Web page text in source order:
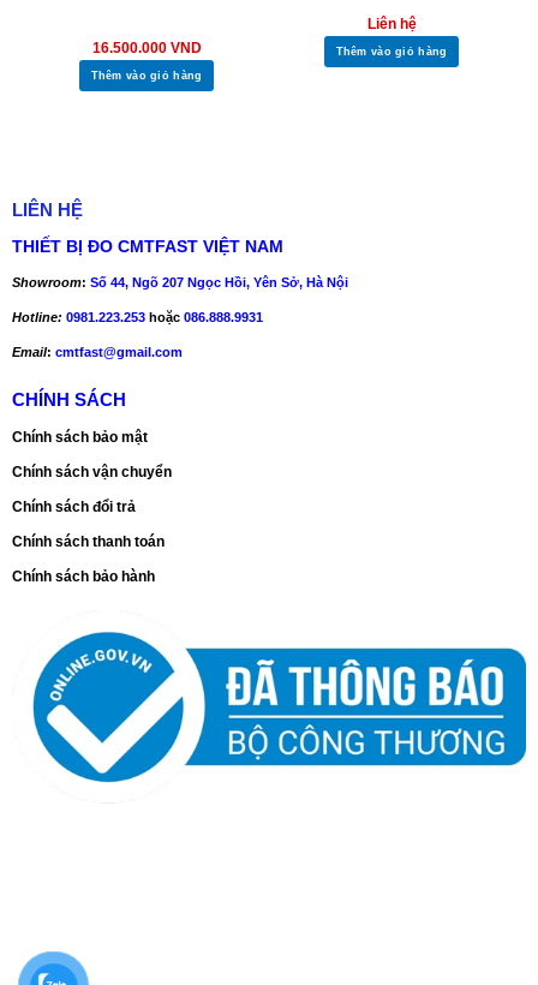
16.500.000 VND
Thêm vào giỏ hàng
Liên hệ
Thêm vào giỏ hàng
LIÊN HỆ
THIẾT BỊ ĐO CMTFAST VIỆT NAM
Showroom: Số 44, Ngõ 207 Ngọc Hồi, Yên Sở, Hà Nội
Hotline: 0981.223.253 hoặc086.888.9931
Email: cmtfast@gmail.com
CHÍNH SÁCH
Chính sách bảo mật
Chính sách vận chuyển
Chính sách đổi trả
Chính sách thanh toán
Chính sách bảo hành